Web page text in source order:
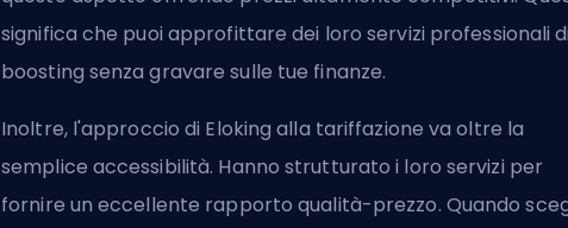
significa che puoi approfittare dei loro servizi professionali di
boosting senza gravare sulle tue finanze.
Inoltre, l'approccio di Eloking alla tariffazione va oltre la
semplice accessibilità. Hanno strutturato i loro servizi per
fornire un eccellente rapporto qualità-prezzo. Quando